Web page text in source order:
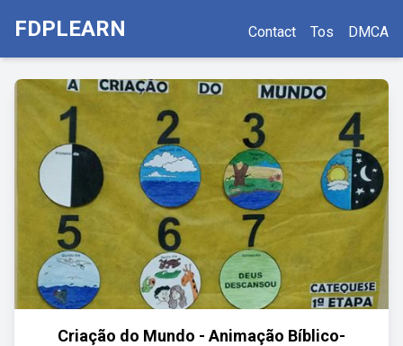
FDPLEARN Contact Tos DMCA
Criação do Mundo - Animação Bíblico-